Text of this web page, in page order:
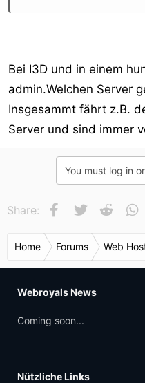
Bei I3D und in einem
admin.Welchen Server
Insgesammt fährt z.B.
Server und sind immer
You must log in
Share: Facebook
Twitter Reddit
Home Forums Web
Webroyals News
Coming soon...
Nützliche Links